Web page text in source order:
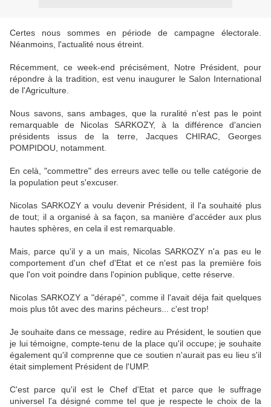
Certes nous sommes en période de campagne électorale.
Néanmoins, l'actualité nous étreint.
Récemment, ce week-end précisément, Notre Président, pour
répondre à la tradition, est venu inaugurer le Salon International
de l'Agriculture.
Nous savons, sans ambages, que la ruralité n'est pas le point
remarquable de Nicolas SARKOZY, à la différence d'ancien
présidents issus de la terre, Jacques CHIRAC, Georges
POMPIDOU, notamment.
En celà, "commettre" des erreurs avec telle ou telle catégorie de
la population peut s'excuser.
Nicolas SARKOZY a voulu devenir Président, il l'a souhaité plus
de tout; il a organisé à sa façon, sa manière d'accéder aux plus
hautes sphères, en cela il est remarquable.
Mais, parce qu'il y a un mais, Nicolas SARKOZY n'a pas eu le
comportement d'un chef d'Etat et ce n'est pas la première fois
que l'on voit poindre dans l'opinion publique, cette réserve.
Nicolas SARKOZY a "dérapé", comme il l'avait déja fait quelques
mois plus tôt avec des marins pécheurs... c'est trop!
Je souhaite dans ce message, redire au Président, le soutien que
je lui témoigne, compte-tenu de la place qu'il occupe; je souhaite
également qu'il comprenne que ce soutien n'aurait pas eu lieu s'il
était simplement Président de l'UMP.
C'est parce qu'il est le Chef d'Etat et parce que le suffrage
universel l'a désigné comme tel que je respecte le choix de la